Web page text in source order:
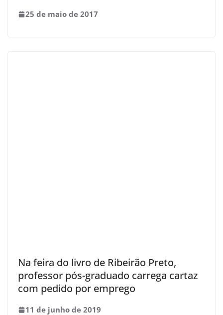
25 de maio de 2017
Na feira do livro de Ribeirão Preto,
professor pós-graduado carrega cartaz
com pedido por emprego
11 de junho de 2019